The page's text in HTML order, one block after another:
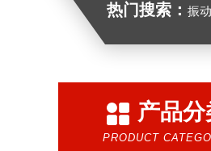
热门搜索： 振动
产品分
PRODUCT